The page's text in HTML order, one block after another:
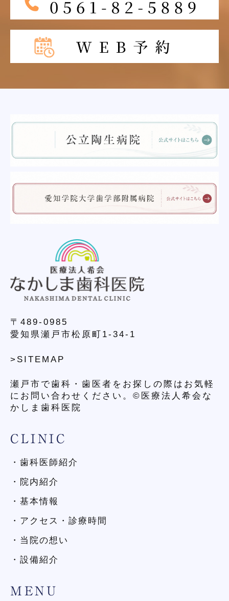
〒489-0985
愛知県瀬戸市松原町1-34-1
>SITEMAP
瀬戸市で歯科・歯医者をお探しの際はお気軽
にお問い合わせください。©医療法人希会な
かしま歯科医院
CLINIC
・歯科医師紹介
・院内紹介
・基本情報
・アクセス・診療時間
・当院の想い
・設備紹介
MENU